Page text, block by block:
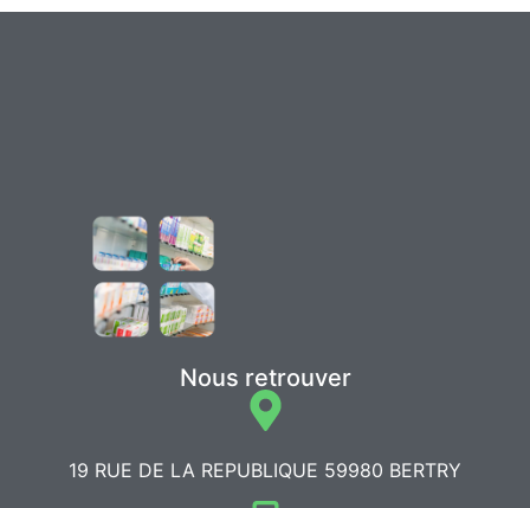
Nous retrouver
19 RUE DE LA REPUBLIQUE 59980 BERTRY